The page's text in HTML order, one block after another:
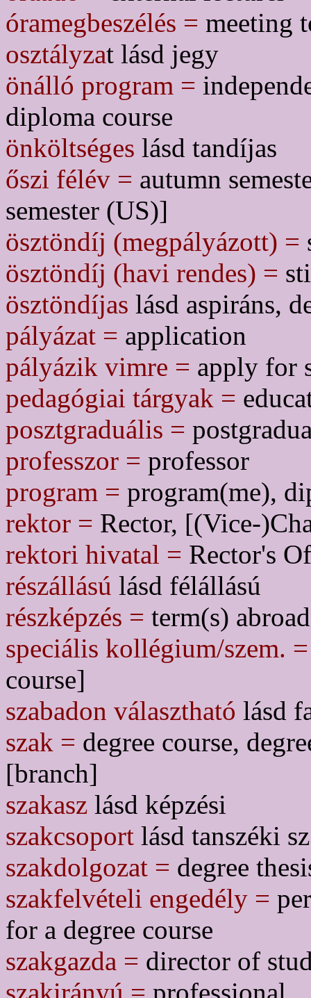
óramegbeszélés = meeting
osztályzat lásd jegy
önálló program =
diploma course
önköltséges lásd tandíjas
őszi félév = autumn
semester (US)]
ösztöndíj (megpályázott) =
ösztöndíj (havi rendes) =
ösztöndíjas lásd aspiráns,
pályázat = application
pályázik vimre = apply for
pedagógiai tárgyak =
posztgraduális =
professzor = professor
program = program(me),
rektor = Rector, [(Vice-
rektori hivatal = Rector's
részállású lásd félállású
részképzés = term(s) abroad
speciális kollégium/szem. =
course]
szabadon választható lásd
szak = degree course,
[branch]
szakasz lásd képzési
szakcsoport lásd tanszéki
szakdolgozat = degree
szakfelvételi engedély =
for a degree course
szakgazda = director of